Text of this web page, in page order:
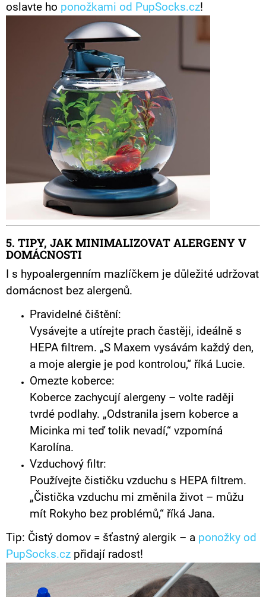
oslavte ho ponožkami od PupSocks.cz!
5. TIPY, JAK MINIMALIZOVAT ALERGENY V
DOMÁCNOSTI
I s hypoalergenním mazlíčkem je důležité udržovat
domácnost bez alergenů.
Pravidelné čištění:
Vysávejte a utírejte prach častěji, ideálně s
HEPA filtrem. „S Maxem vysávám každý den,
a moje alergie je pod kontrolou,“ říká Lucie.
Omezte koberce:
Koberce zachycují alergeny – volte raději
tvrdé podlahy. „Odstranila jsem koberce a
Micinka mi teď tolik nevadí,“ vzpomíná
Karolína.
Vzduchový filtr:
Používejte čističku vzduchu s HEPA filtrem.
„Čistička vzduchu mi změnila život – můžu
mít Rokyho bez problémů,“ říká Jana.
Tip: Čistý domov = šťastný alergik – a ponožky od
PupSocks.cz přidají radost!